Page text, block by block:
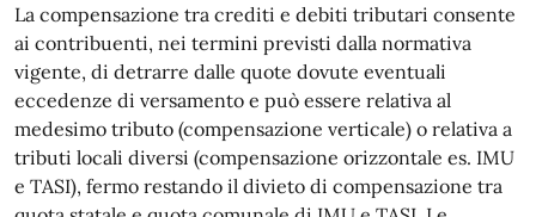
La compensazione tra crediti e debiti tributari consente
ai contribuenti, nei termini previsti dalla normativa
vigente, di detrarre dalle quote dovute eventuali
eccedenze di versamento e può essere relativa al
medesimo tributo (compensazione verticale) o relativa a
tributi locali diversi (compensazione orizzontale es. IMU
e TASI), fermo restando il divieto di compensazione tra